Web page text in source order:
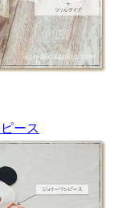
ース